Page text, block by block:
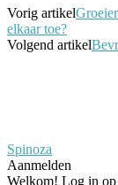
Vorig artikel
elkaar toe?
Volgend artikel
Spinoza
Aanmelden
Welkom! Log in op